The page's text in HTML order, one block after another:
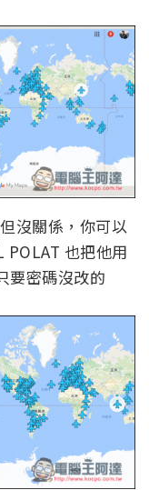
沒關係，你可以
POLAT 也把他用
要密碼沒改的